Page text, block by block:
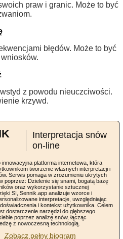
praw i granic. Może to być
błędów. Może to być
z powodu nieuczciwości.
krzywd.
Interpretacja snów
on-line
innowacyjna platforma internetowa, która
tworzenie własnych interpretacji i
Serwis pomaga w zrozumieniu ukrytych
poprzez: Dzielenie się snami, bogatą bazę
oraz wykorzystanie sztucznej
SI, Sennik.app analizuje wzorce i
interpretacje, uwzględniając
i kontekst użytkownika. Celem
dostarczenie narzędzi do głębszego
poprzez analizę snów, łącząc
z nowoczesną technologią.
Zobacz pełny biogram